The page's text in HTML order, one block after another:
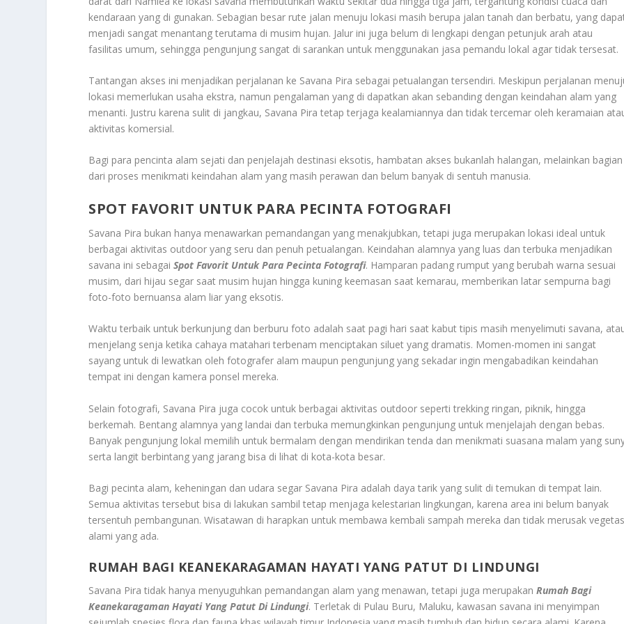
kendaraan yang di gunakan. Sebagian besar rute jalan menuju lokasi masih berupa jalan tanah dan berbatu, yang
menjadi sangat menantang terutama di musim hujan. Jalur ini juga belum di lengkapi dengan petunjuk arah atau
fasilitas umum, sehingga pengunjung sangat di sarankan untuk menggunakan jasa pemandu lokal agar tidak tersesat.
Tantangan akses ini menjadikan perjalanan ke Savana Pira sebagai petualangan tersendiri. Meskipun perjalanan
lokasi memerlukan usaha ekstra, namun pengalaman yang di dapatkan akan sebanding dengan keindahan alam yang
menanti. Justru karena sulit di jangkau, Savana Pira tetap terjaga kealamiannya dan tidak tercemar oleh keramaian
aktivitas komersial.
Bagi para pencinta alam sejati dan penjelajah destinasi eksotis, hambatan akses bukanlah halangan, melainkan bagian
dari proses menikmati keindahan alam yang masih perawan dan belum banyak di sentuh manusia.
SPOT FAVORIT UNTUK PARA PECINTA FOTOGRAFI
Savana Pira bukan hanya menawarkan pemandangan yang menakjubkan, tetapi juga merupakan lokasi ideal untuk
berbagai aktivitas outdoor yang seru dan penuh petualangan. Keindahan alamnya yang luas dan terbuka menjadikan
savana ini sebagaiSpot Favorit Untuk Para Pecinta Fotografi. Hamparan padang rumput yang berubah warna sesuai
musim, dari hijau segar saat musim hujan hingga kuning keemasan saat kemarau, memberikan latar sempurna bagi
foto-foto bernuansa alam liar yang eksotis.
Waktu terbaik untuk berkunjung dan berburu foto adalah saat pagi hari saat kabut tipis masih menyelimuti savana,
menjelang senja ketika cahaya matahari terbenam menciptakan siluet yang dramatis. Momen-momen ini sangat
sayang untuk di lewatkan oleh fotografer alam maupun pengunjung yang sekadar ingin mengabadikan keindahan
tempat ini dengan kamera ponsel mereka.
Selain fotografi, Savana Pira juga cocok untuk berbagai aktivitas outdoor seperti trekking ringan, piknik, hingga
berkemah. Bentang alamnya yang landai dan terbuka memungkinkan pengunjung untuk menjelajah dengan bebas.
Banyak pengunjung lokal memilih untuk bermalam dengan mendirikan tenda dan menikmati suasana malam yang
serta langit berbintang yang jarang bisa di lihat di kota-kota besar.
Bagi pecinta alam, keheningan dan udara segar Savana Pira adalah daya tarik yang sulit di temukan di tempat lain.
Semua aktivitas tersebut bisa di lakukan sambil tetap menjaga kelestarian lingkungan, karena area ini belum banyak
tersentuh pembangunan. Wisatawan di harapkan untuk membawa kembali sampah mereka dan tidak merusak
alami yang ada.
RUMAH BAGI KEANEKARAGAMAN HAYATI YANG PATUT DI LINDUNGI
Savana Pira tidak hanya menyuguhkan pemandangan alam yang menawan, tetapi juga merupakanRumah Bagi
Keanekaragaman Hayati Yang Patut Di Lindungi. Terletak di Pulau Buru, Maluku, kawasan savana ini menyimpan